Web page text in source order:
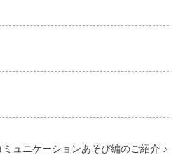
ュニケーションあそび編のご紹介 ♪